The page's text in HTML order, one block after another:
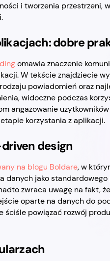
i tworzenia przestrzeni,
dobre
omawia znaczenie
W tekście znajdziecie
powiadomień oraz
widoczne podczas
angażowanie
korzystania z aplikacji.
design
na blogu Boldare, w
danych jako
zwraca uwagę na fakt,
oparte na danych do
ściśle powiązać rozwój